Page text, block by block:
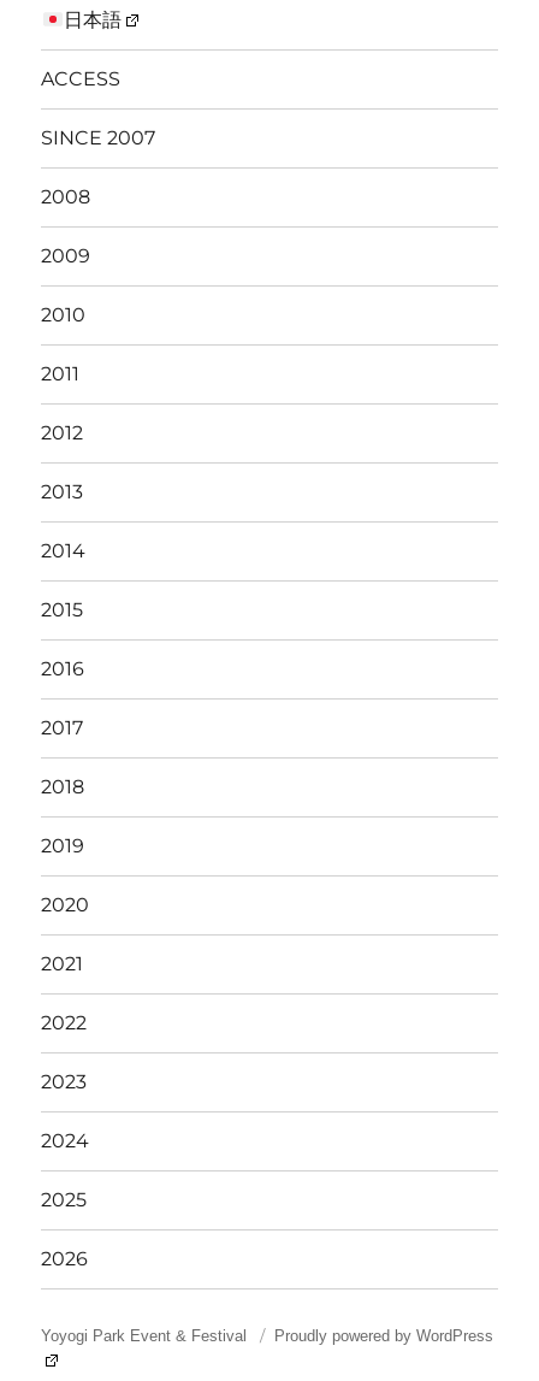
日本語
ACCESS
SINCE 2007
2008
2009
2010
2011
2012
2013
2014
2015
2016
2017
2018
2019
2020
2021
2022
2023
2024
2025
2026
Yoyogi Park Event & Festival Proudly powered by WordPress